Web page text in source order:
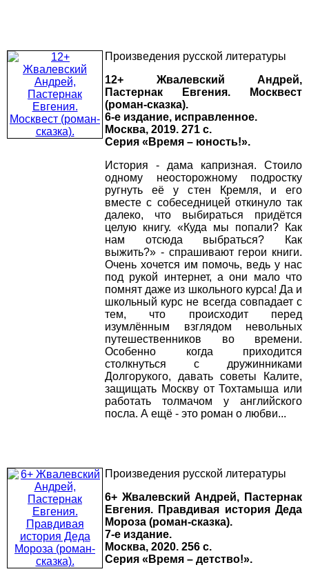
Произведения русской литературы
12+ Жвалевский Андрей,
Пастернак Евгения. Москвест
(роман-сказка).
6-е издание, исправленное.
Москва, 2019. 271 с.
Серия «Время – юность!».
История - дама капризная. Стоило
одному неосторожному подростку
ругнуть её у стен Кремля, и его
вместе с собеседницей откинуло так
далеко, что выбираться придётся
целую книгу. «Куда мы попали? Как
нам отсюда выбраться? Как
выжить?» - спрашивают герои книги.
Очень хочется им помочь, ведь у нас
под рукой интернет, а они мало что
помнят даже из школьного курса! Да и
школьный курс не всегда совпадает с
тем, что происходит перед
изумлённым взглядом невольных
путешественников во времени.
Особенно когда приходится
столкнуться с дружинниками
Долгорукого, давать советы Калите,
защищать Москву от Тохтамыша или
работать толмачом у английского
посла. А ещё - это роман о любви...
Произведения русской литературы
6+ Жвалевский Андрей, Пастернак
Евгения. Правдивая история Деда
Мороза (роман-сказка).
7-е издание.
Москва, 2020. 256 с.
Серия «Время – детство!».